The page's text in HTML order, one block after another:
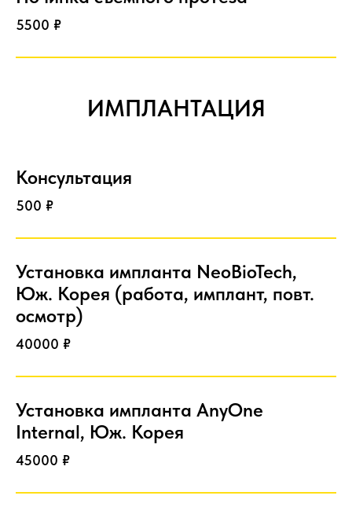
5500 ₽
ИМПЛАНТАЦИЯ
Консультация
500 ₽
Установка импланта NeoBioTech,
Юж. Корея (работа, имплант, повт.
осмотр)
40000 ₽
Установка импланта AnyOne
Internal, Юж. Корея
45000 ₽